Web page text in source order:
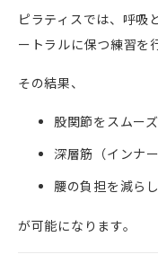
ピラティスでは、呼吸
ートラルに保つ練習を
その結果、
股関節をスムー
深層筋（インナ
腰の負担を減ら
が可能になります。